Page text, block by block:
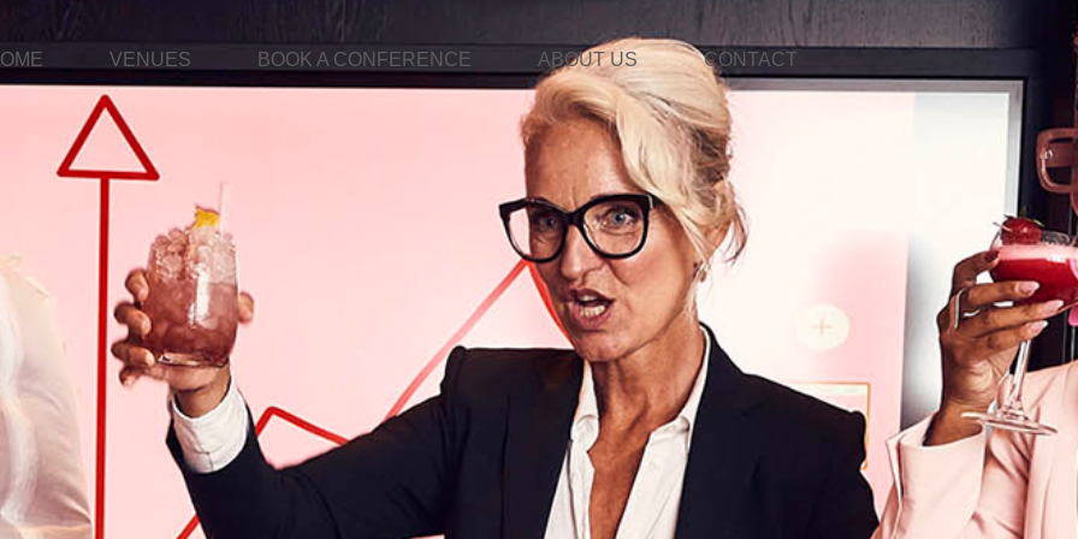
VENUES BOOK A CONFERENCE ABOUT US CONTACT